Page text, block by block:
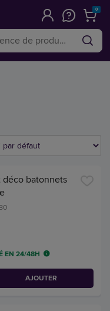
0
déco batonnets
EN 24/48H
AJOUTER